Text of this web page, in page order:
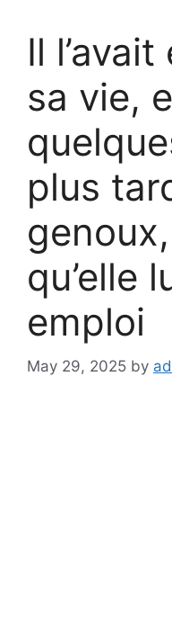
Il
sa vie,
plus
qu’elle
emploi
May 29, 2025 by